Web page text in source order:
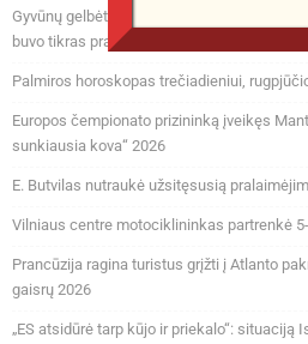
Gyvūnų gelbėtojai paviešino sukrečiančius
buvo tikras pragaras“ 2026
Palmiros horoskopas trečiadieniui,
Europos čempionato prizininką įveikęs
sunkiausia kova“ 2026
E. Butvilas nutraukė užsitęsusią
Vilniaus centre motociklininkas partrenkė
Prancūzija ragina turistus grįžti į Atlanto
gaisrų 2026
„ES atsidūrė tarp kūjo ir priekalo“: situaciją